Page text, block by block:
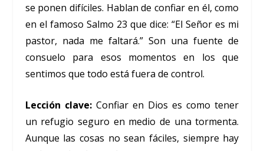
se ponen difíciles. Hablan de confiar en él, como
en el famoso Salmo 23 que dice: “El Señor es mi
pastor, nada me faltará.” Son una fuente de
consuelo para esos momentos en los que
sentimos que todo está fuera de control.
Lección clave:Confiar en Dios es como tener
un refugio seguro en medio de una tormenta.
Aunque las cosas no sean fáciles, siempre hay